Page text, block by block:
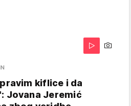
kiflice i da
Jovana Jeremić